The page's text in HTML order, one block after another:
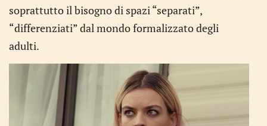
soprattutto il bisogno di spazi “separati”,
“differenziati” dal mondo formalizzato degli
adulti.